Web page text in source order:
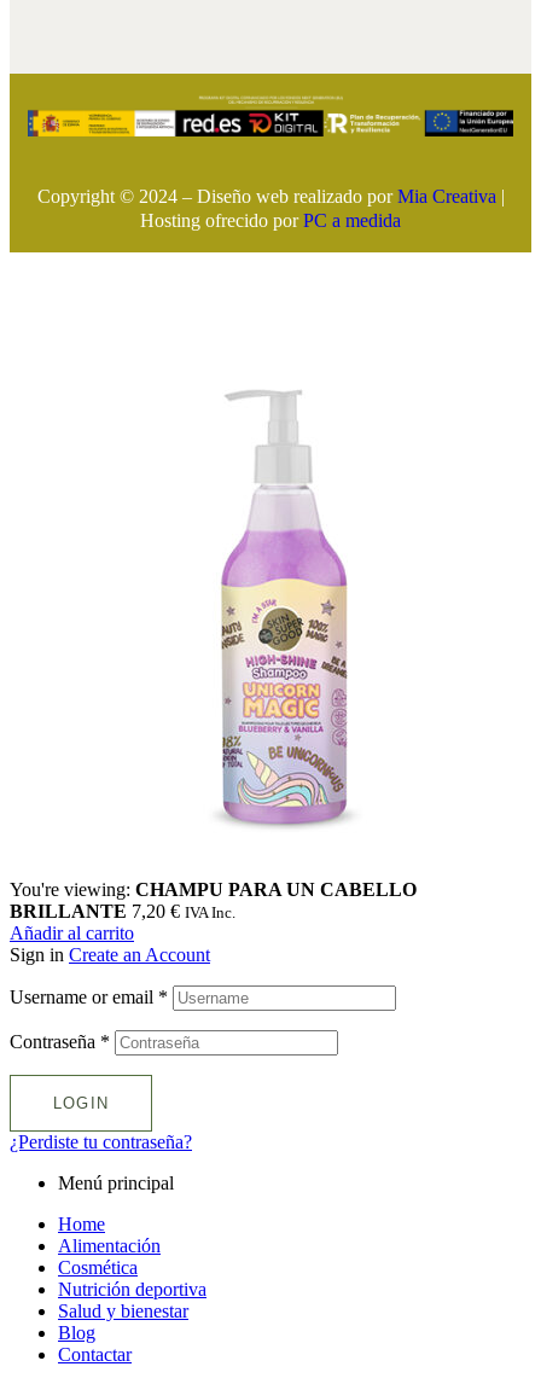
Copyright © 2024 – Diseño web realizado porMia Creativa |
Hosting ofrecido porPC a medida
You're viewing: CHAMPU PARA UN CABELLO
BRILLANTE 7,20 € IVA Inc.
Añadir al carrito
Sign in Create an Account
Username or email *
Contraseña *
LOGIN
¿Perdiste tu contraseña?
Menú principal
Home
Alimentación
Cosmética
Nutrición deportiva
Salud y bienestar
Blog
Contactar